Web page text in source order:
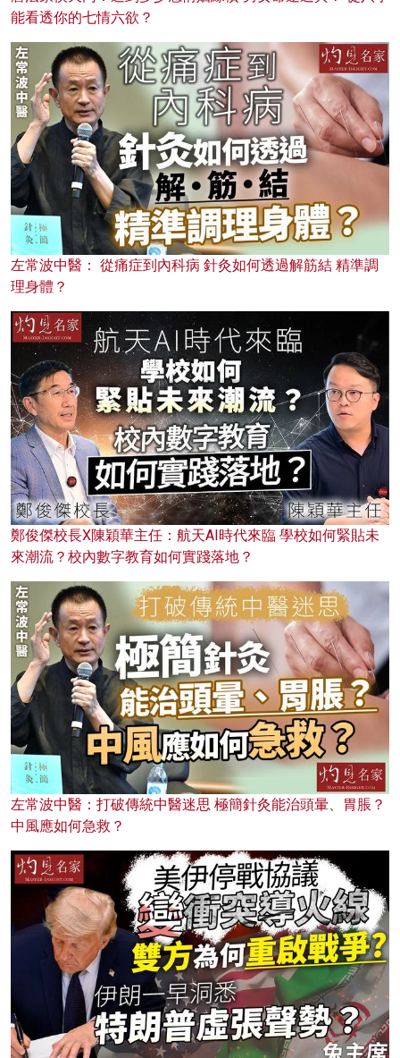
能看透你的七情六欲？
左常波中醫： 從痛症到內科病 針灸如何透過解筋結 精準調
理身體？
鄭俊傑校長X陳穎華主任：航天AI時代來臨 學校如何緊貼未
來潮流？校內數字教育如何實踐落地？
左常波中醫：打破傳統中醫迷思 極簡針灸能治頭暈、胃脹？
中風應如何急救？